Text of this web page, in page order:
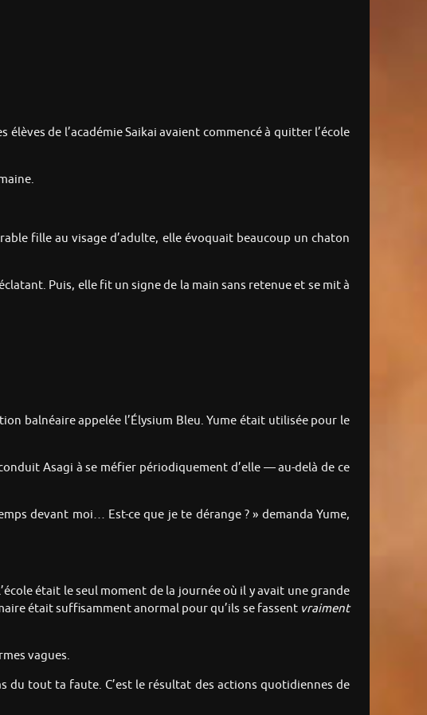
de l’académie Saikai avaient commencé à quitter l’école
fille au visage d’adulte, elle évoquait beaucoup un chaton
Puis, elle fit un signe de la main sans retenue et se mit à
balnéaire appelée l’Élysium Bleu. Yume était utilisée pour le
Asagi à se méfier périodiquement d’elle — au-delà de ce
devant moi… Est-ce que je te dérange ? » demanda Yume,
était le seul moment de la journée où il y avait une grande
était suffisamment anormal pour qu’ils se fassent vraiment
vagues.
du tout ta faute. C’est le résultat des actions quotidiennes de